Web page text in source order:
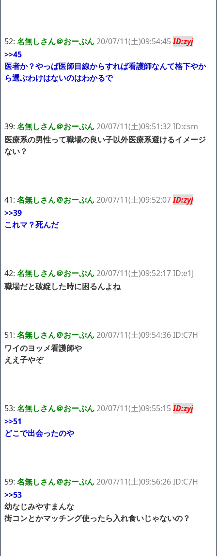
52: 名無しさん＠おーぷん20/07/11(土)09:54:45ID:zyj
>>45
医者か？やっぱ医師目線からすれば看護師なんて格下やか
ら選ぶわけはないのはわかるで
39: 名無しさん＠おーぷん20/07/11(土)09:51:32 ID:csm
医療系の男性って職場の良い子以外医療系避けるイメージ
ない？
41: 名無しさん＠おーぷん20/07/11(土)09:52:07ID:zyj
>>39
これマ？死んだ
42: 名無しさん＠おーぷん20/07/11(土)09:52:17 ID:e1J
職場だと破綻した時に困るんよね
51: 名無しさん＠おーぷん20/07/11(土)09:54:36 ID:C7H
ワイのヨッメ看護師や
ええ子やぞ
53: 名無しさん＠おーぷん20/07/11(土)09:55:15ID:zyj
>>51
どこで出会ったのや
59: 名無しさん＠おーぷん20/07/11(土)09:56:26 ID:C7H
>>53
幼なじみやすまんな
街コンとかマッチング使ったら入れ食いじゃないの？